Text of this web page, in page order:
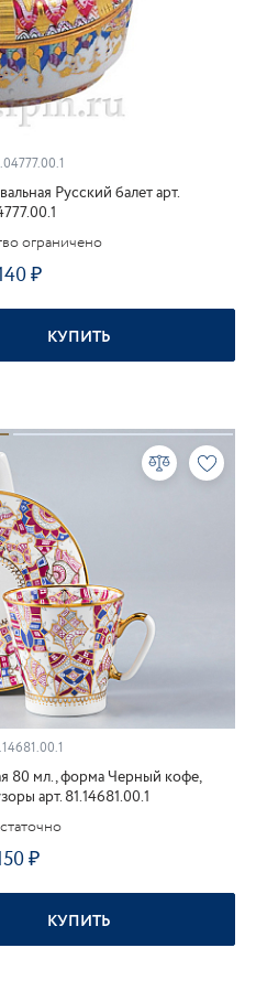
Русский балет арт.
ограничено
КУПИТЬ
80 мл., форма Черный кофе,
арт. 81.14681.00.1
КУПИТЬ